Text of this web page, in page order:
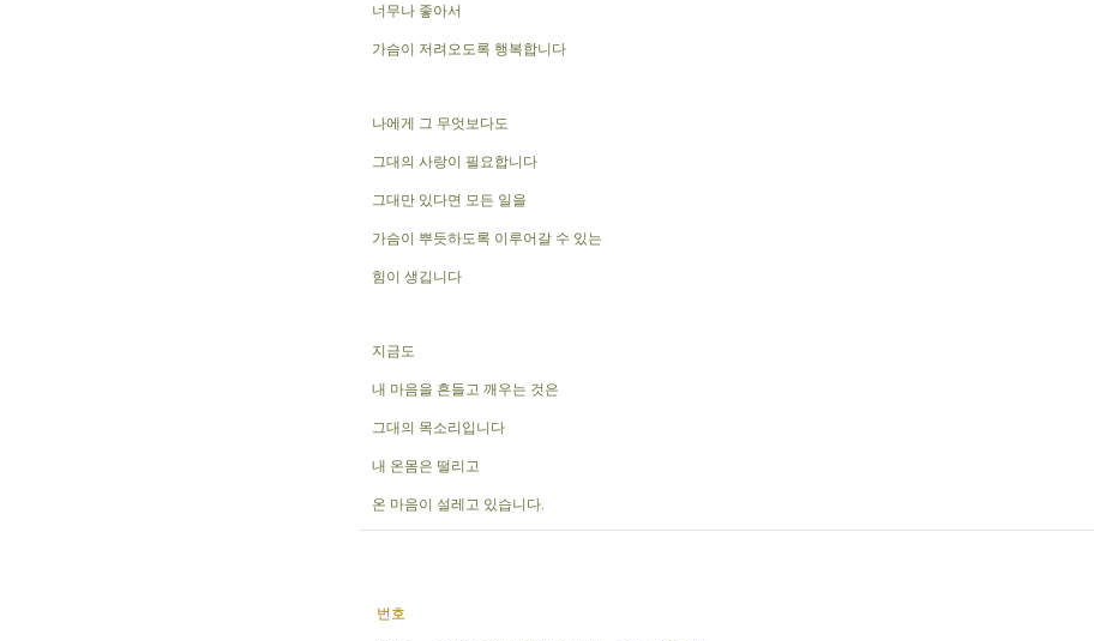
너무나 좋아서
가슴이 저려오도록 행복합니다
나에게 그 무엇보다도
그대의 사랑이 필요합니다
그대만 있다면 모든 일을
가슴이 뿌듯하도록 이루어갈 수 있는
힘이 생깁니다
지금도
내 마음을 흔들고 깨우는 것은
그대의 목소리입니다
내 온몸은 떨리고
온 마음이 설레고 있습니다.
번호